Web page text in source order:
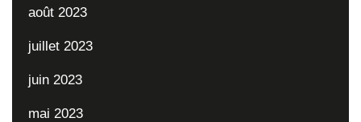
août 2023
juillet 2023
juin 2023
mai 2023